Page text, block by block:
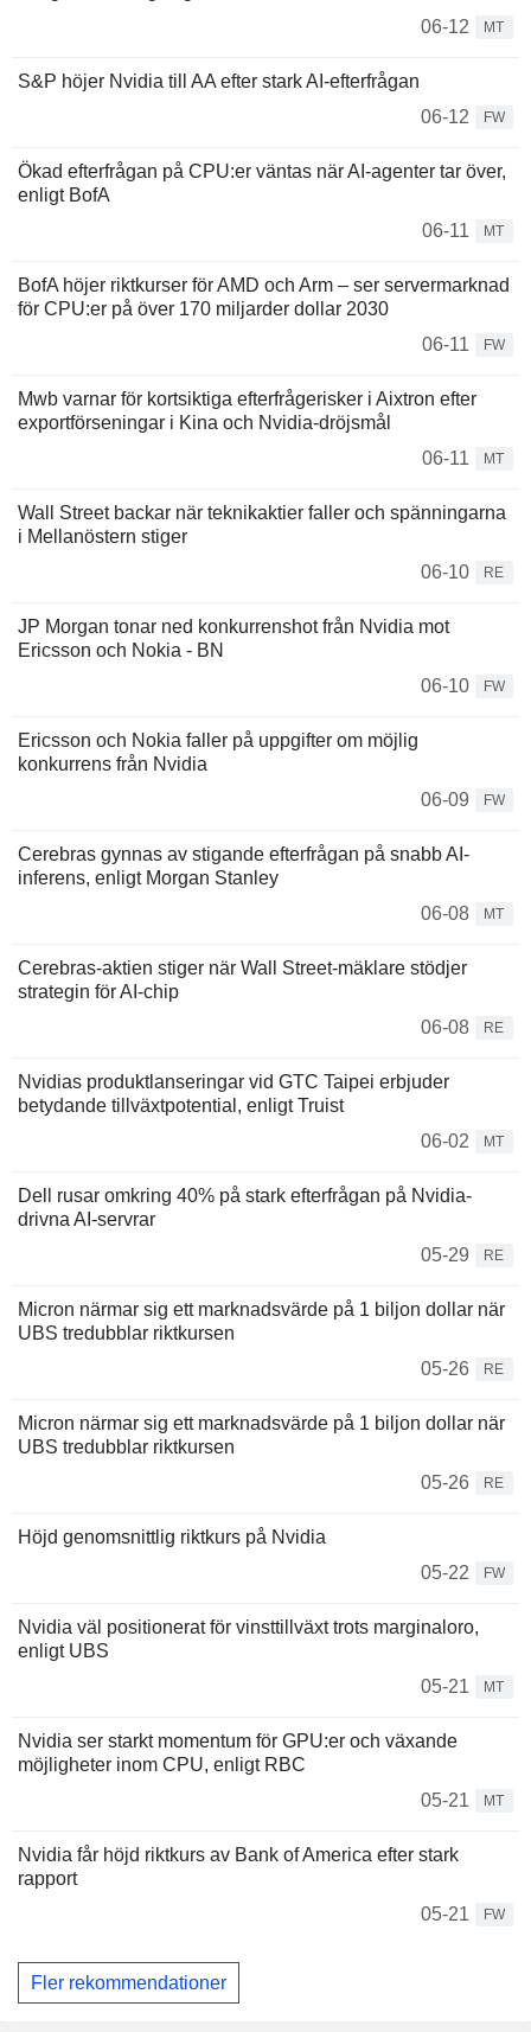
06-12
MT
S&P höjer Nvidia till AA efter stark AI-efterfrågan
06-12
FW
Ökad efterfrågan på CPU:er väntas när AI-agenter tar över,
enligt BofA
06-11
MT
BofA höjer riktkurser för AMD och Arm – ser servermarknad
för CPU:er på över 170 miljarder dollar 2030
06-11
FW
Mwb varnar för kortsiktiga efterfrågerisker i Aixtron efter
exportförseningar i Kina och Nvidia-dröjsmål
06-11
MT
Wall Street backar när teknikaktier faller och spänningarna
i Mellanöstern stiger
06-10
RE
JP Morgan tonar ned konkurrenshot från Nvidia mot
Ericsson och Nokia - BN
06-10
FW
Ericsson och Nokia faller på uppgifter om möjlig
konkurrens från Nvidia
06-09
FW
Cerebras gynnas av stigande efterfrågan på snabb AI-
inferens, enligt Morgan Stanley
06-08
MT
Cerebras-aktien stiger när Wall Street-mäklare stödjer
strategin för AI-chip
06-08
RE
Nvidias produktlanseringar vid GTC Taipei erbjuder
betydande tillväxtpotential, enligt Truist
06-02
MT
Dell rusar omkring 40% på stark efterfrågan på Nvidia-
drivna AI-servrar
05-29
RE
Micron närmar sig ett marknadsvärde på 1 biljon dollar när
UBS tredubblar riktkursen
05-26
RE
Micron närmar sig ett marknadsvärde på 1 biljon dollar när
UBS tredubblar riktkursen
05-26
RE
Höjd genomsnittlig riktkurs på Nvidia
05-22
FW
Nvidia väl positionerat för vinsttillväxt trots marginaloro,
enligt UBS
05-21
MT
Nvidia ser starkt momentum för GPU:er och växande
möjligheter inom CPU, enligt RBC
05-21
MT
Nvidia får höjd riktkurs av Bank of America efter stark
rapport
05-21
FW
Fler rekommendationer